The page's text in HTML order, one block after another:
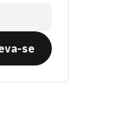
se